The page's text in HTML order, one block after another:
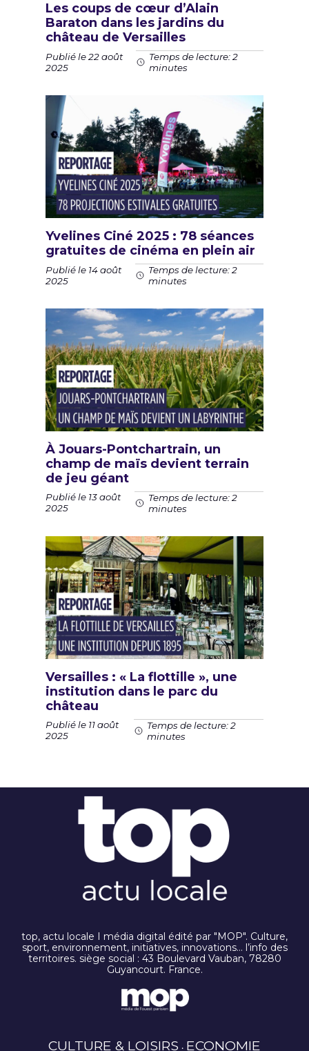
Les coups de cœur d’Alain
Baraton dans les jardins du
château de Versailles
Publié le 22 août
2025
Temps de lecture: 2
minutes
Yvelines Ciné 2025 : 78 séances
gratuites de cinéma en plein air
Publié le 14 août
2025
Temps de lecture: 2
minutes
À Jouars-Pontchartrain, un
champ de maïs devient terrain
de jeu géant
Publié le 13 août
2025
Temps de lecture: 2
minutes
Versailles : « La flottille », une
institution dans le parc du
château
Publié le 11 août
2025
Temps de lecture: 2
minutes
top, actu locale I média digital édité par "MOP". Culture,
sport, environnement, initiatives, innovations… l’info des
territoires. siège social : 43 Boulevard Vauban, 78280
Guyancourt. France.
CULTURE & LOISIRS ECONOMIE